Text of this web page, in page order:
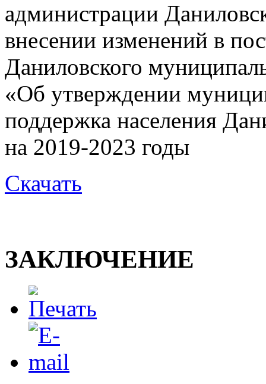
администрации
внесении изменений в
Даниловского
«Об утверждении
поддержка населения
на 2019-2023 годы
Скачать
ЗАКЛЮЧЕНИЕ